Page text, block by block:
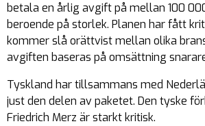
betala en årlig avgift på mellan 100
beroende på storlek. Planen har fått
kommer slå orättvist mellan olika
avgiften baseras på omsättning
Tyskland har tillsammans med
just den delen av paketet. Den tyske
Friedrich Merz är starkt kritisk.